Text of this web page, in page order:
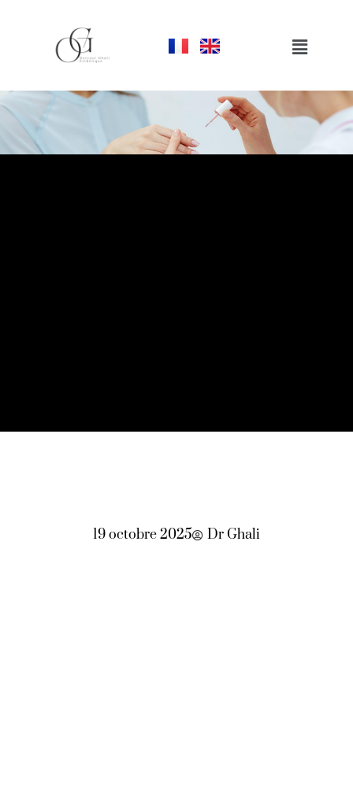
19 octobre 2025 Dr Ghali